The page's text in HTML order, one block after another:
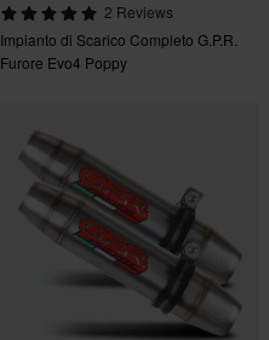
2 Reviews
Impianto di Scarico Completo G.P.R.
Furore Evo4 Poppy